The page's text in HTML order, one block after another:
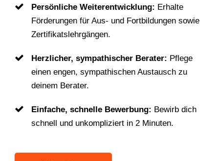
Persönliche Weiterentwicklung: Erhalte
Förderungen für Aus- und Fortbildungen sowie
Zertifikatslehrgängen.
Herzlicher, sympathischer Berater: Pflege
einen engen, sympathischen Austausch zu
deinem Berater.
Einfache, schnelle Bewerbung: Bewirb dich
schnell und unkompliziert in 2 Minuten.